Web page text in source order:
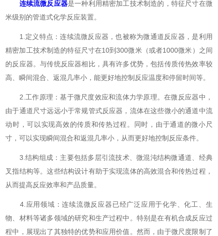
连续流微反应器是一种利用精密加工技术制造的，特征尺寸在微
米级别的管道式化学反应装置。
1.定义特点：连续流微反应器，也被称为微通道反应器，是利用
精密加工技术制造的特征尺寸在10到300微米（或者1000微米）之间
的反应器。与传统反应器相比，具有许多优势，包括传质传热效率较
高、瞬间混合、返混几率小，能更好地控制反应温度和停留时间等。
2.工作原理：基于微尺度效应和流体力学原理。在微反应器中，
由于通道尺寸远远小于常规管式反应器，流体在这些微小的通道中流
动时，可以实现高效的传质和传热过程。同时，由于通道的微小尺
寸，可以实现瞬间混合和返混几率小，从而更好地控制反应条件。
3.结构组成：主要包括多层引流技术、微混沌结构微通道、经典
叉指结构等。这些结构设计有助于实现流体的高效混合和传热过程，
从而提高反应效率和产品质量。
4.应用领域：连续流微反应器已经广泛应用于化学、化工、生
物、材料等诸多领域的研究和生产过程中。特别是在有机合成反应过
程中，展现出了其独特的优势和应用价值。然而，由于微尺度限制了